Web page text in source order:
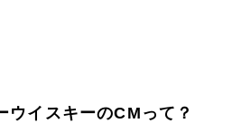
イスキーのCMって？